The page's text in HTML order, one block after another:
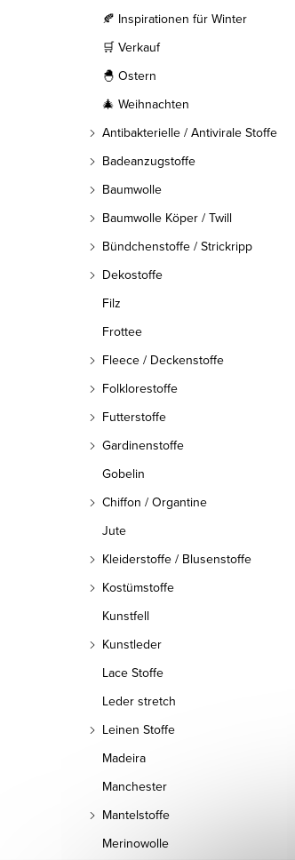
🍂 Inspirationen für Winter
🛒 Verkauf
🐣 Ostern
🎄 Weihnachten
Antibakterielle / Antivirale Stoffe
Badeanzugstoffe
Baumwolle
Baumwolle Köper / Twill
Bündchenstoffe / Strickripp
Dekostoffe
Filz
Frottee
Fleece / Deckenstoffe
Folklorestoffe
Futterstoffe
Gardinenstoffe
Gobelin
Chiffon / Organtine
Jute
Kleiderstoffe / Blusenstoffe
Kostümstoffe
Kunstfell
Kunstleder
Lace Stoffe
Leder stretch
Leinen Stoffe
Madeira
Manchester
Mantelstoffe
Merinowolle